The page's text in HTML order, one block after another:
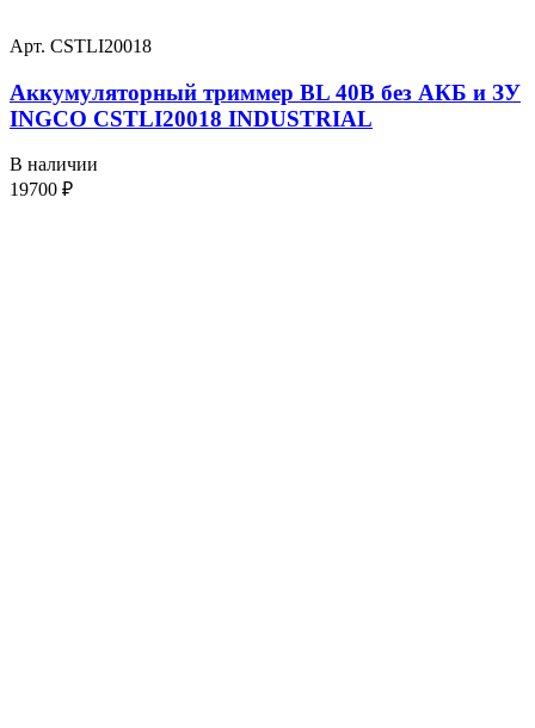
Арт. CSTLI20018
Аккумуляторный триммер BL 40В без АКБ и ЗУ
INGCO CSTLI20018 INDUSTRIAL
В наличии
19700 ₽